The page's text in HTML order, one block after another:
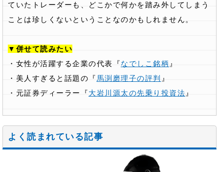
ていたトレーダーも、どこかで何かを踏み外してしまう
ことは珍しくないということなのかもしれません。
▼併せて読みたい
・女性が活躍する企業の代表『なでしこ銘柄 』
・美人すぎると話題の『 馬渕磨理子の評判 』
・元証券ディーラー『大岩川源太の先乗り投資法 』
よく読まれている記事